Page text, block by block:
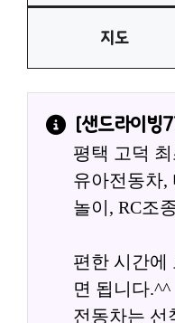
지도
[샌드라이빙
평택 고덕
유아전동차,
놀이, RC조
편한 시간에
면 됩니다.^^
전동차는 선